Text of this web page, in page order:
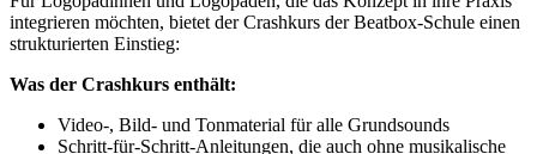
integrieren möchten, bietet der Crashkurs der Beatbox-Schule einen
strukturierten Einstieg:
Was der Crashkurs enthält:
Video-, Bild- und Tonmaterial für alle Grundsounds
Schritt-für-Schritt-Anleitungen, die auch ohne musikalische